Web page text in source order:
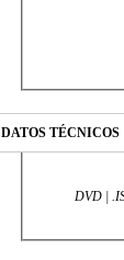
DATOS TÉCNICOS
DVD |